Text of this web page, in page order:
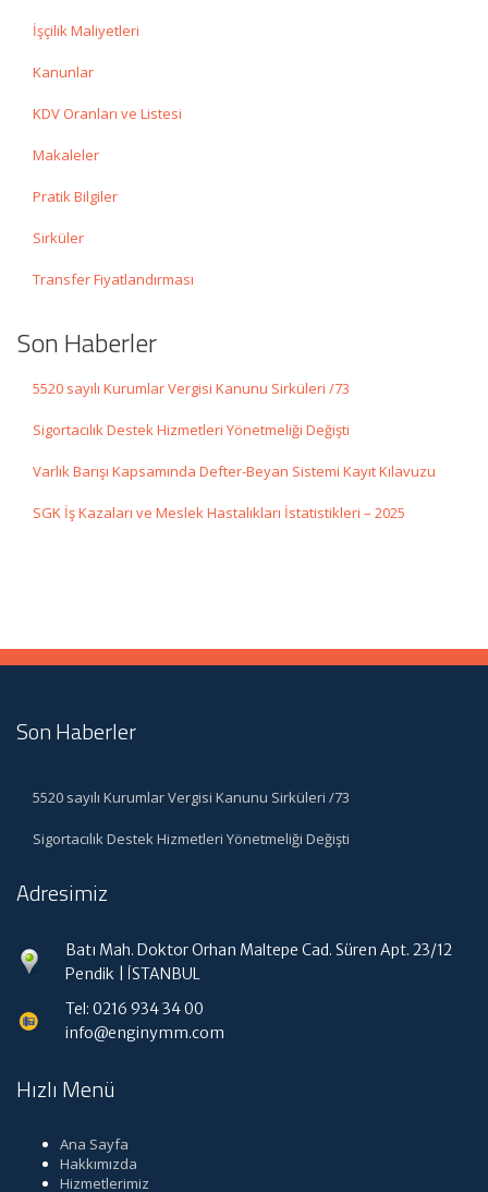
İşçilik Maliyetleri
Kanunlar
KDV Oranları ve Listesi
Makaleler
Pratik Bilgiler
Sirküler
Transfer Fiyatlandırması
Son Haberler
5520 sayılı Kurumlar Vergisi Kanunu Sirküleri /73
Sigortacılık Destek Hizmetleri Yönetmeliği Değişti
Varlık Barışı Kapsamında Defter-Beyan Sistemi Kayıt Kılavuzu
SGK İş Kazaları ve Meslek Hastalıkları İstatistikleri – 2025
Son Haberler
5520 sayılı Kurumlar Vergisi Kanunu Sirküleri /73
Sigortacılık Destek Hizmetleri Yönetmeliği Değişti
Adresimiz
Batı Mah. Doktor Orhan Maltepe Cad. Süren Apt. 23/12
Pendik | İSTANBUL
Tel: 0216 934 34 00
info@enginymm.com
Hızlı Menü
Ana Sayfa
Hakkımızda
Hizmetlerimiz